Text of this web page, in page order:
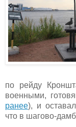
по рейду
военными,
ранее), и
что в шагово-